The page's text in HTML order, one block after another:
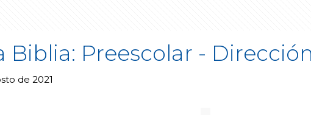
Biblia: Preescolar -
de 2021